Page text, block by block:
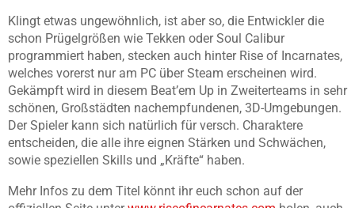
Klingt etwas ungewöhnlich, ist aber so, die Entwickler die
schon Prügelgrößen wie Tekken oder Soul Calibur
programmiert haben, stecken auch hinter Rise of Incarnates,
welches vorerst nur am PC über Steam erscheinen wird.
Gekämpft wird in diesem Beat’em Up in Zweiterteams in sehr
schönen, Großstädten nachempfundenen, 3D-Umgebungen.
Der Spieler kann sich natürlich für versch. Charaktere
entscheiden, die alle ihre eignen Stärken und Schwächen,
sowie speziellen Skills und „Kräfte“ haben.
Mehr Infos zu dem Titel könnt ihr euch schon auf der